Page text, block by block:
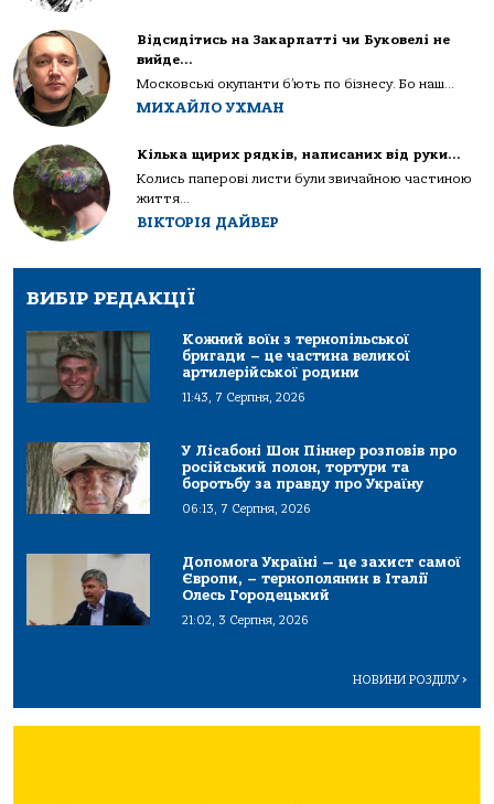
Відсидітись на Закарпатті чи Буковелі не
вийде…
Московські окупанти б’ють по бізнесу. Бо наш...
МИХАЙЛО УХМАН
Кілька щирих рядків, написаних від руки…
Колись паперові листи були звичайною частиною
життя...
ВІКТОРІЯ ДАЙВЕР
ВИБІР РЕДАКЦІЇ
Кожний воїн з тернопільської
бригади – це частина великої
артилерійської родини
11:43, 7 Серпня, 2026
У Лісабоні Шон Піннер розповів про
російський полон, тортури та
боротьбу за правду про Україну
06:13, 7 Серпня, 2026
Допомога Україні — це захист самої
Європи, – тернополянин в Італії
Олесь Городецький
21:02, 3 Серпня, 2026
НОВИНИ РОЗДІЛУ>